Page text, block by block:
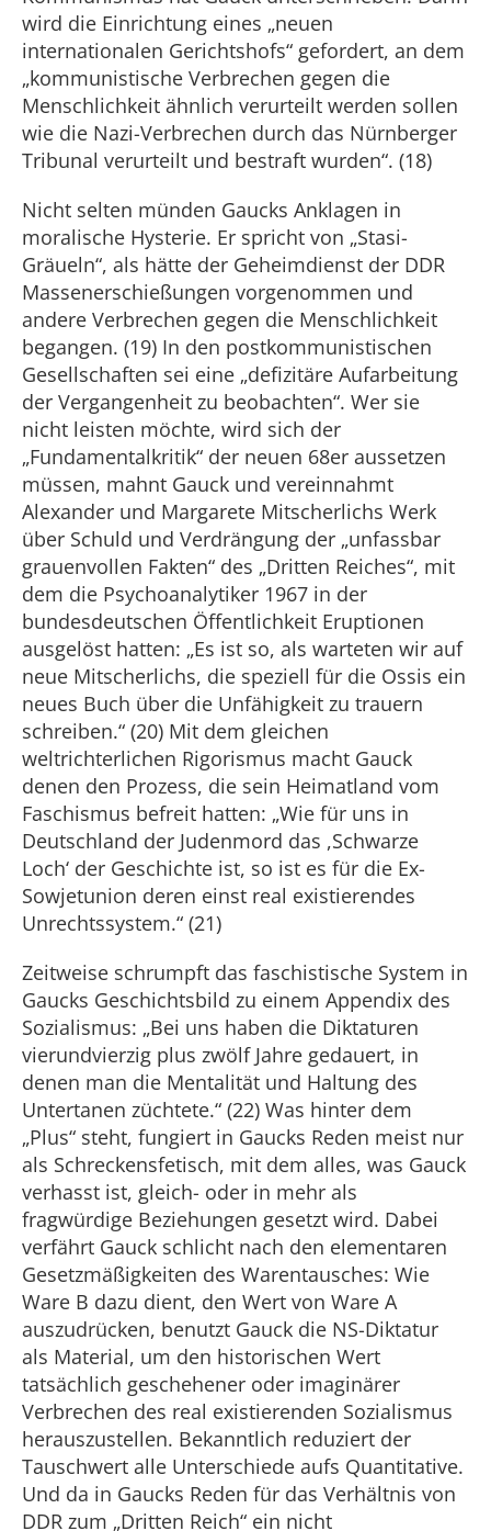
wird die Einrichtung eines „neuen
internationalen Gerichtshofs“ gefordert, an dem
„kommunistische Verbrechen gegen die
Menschlichkeit ähnlich verurteilt werden sollen
wie die Nazi-Verbrechen durch das Nürnberger
Tribunal verurteilt und bestraft wurden“. (18)
Nicht selten münden Gaucks Anklagen in
moralische Hysterie. Er spricht von „Stasi-
Gräueln“, als hätte der Geheimdienst der DDR
Massenerschießungen vorgenommen und
andere Verbrechen gegen die Menschlichkeit
begangen. (19) In den postkommunistischen
Gesellschaften sei eine „defizitäre Aufarbeitung
der Vergangenheit zu beobachten“. Wer sie
nicht leisten möchte, wird sich der
„Fundamentalkritik“ der neuen 68er aussetzen
müssen, mahnt Gauck und vereinnahmt
Alexander und Margarete Mitscherlichs Werk
über Schuld und Verdrängung der „unfassbar
grauenvollen Fakten“ des „Dritten Reiches“, mit
dem die Psychoanalytiker 1967 in der
bundesdeutschen Öffentlichkeit Eruptionen
ausgelöst hatten: „Es ist so, als warteten wir auf
neue Mitscherlichs, die speziell für die Ossis ein
neues Buch über die Unfähigkeit zu trauern
schreiben.“ (20) Mit dem gleichen
weltrichterlichen Rigorismus macht Gauck
denen den Prozess, die sein Heimatland vom
Faschismus befreit hatten: „Wie für uns in
Deutschland der Judenmord das ,Schwarze
Loch‘ der Geschichte ist, so ist es für die Ex-
Sowjetunion deren einst real existierendes
Unrechtssystem.“ (21)
Zeitweise schrumpft das faschistische System in
Gaucks Geschichtsbild zu einem Appendix des
Sozialismus: „Bei uns haben die Diktaturen
vierundvierzig plus zwölf Jahre gedauert, in
denen man die Mentalität und Haltung des
Untertanen züchtete.“ (22) Was hinter dem
„Plus“ steht, fungiert in Gaucks Reden meist nur
als Schreckensfetisch, mit dem alles, was Gauck
verhasst ist, gleich- oder in mehr als
fragwürdige Beziehungen gesetzt wird. Dabei
verfährt Gauck schlicht nach den elementaren
Gesetzmäßigkeiten des Warentausches: Wie
Ware B dazu dient, den Wert von Ware A
auszudrücken, benutzt Gauck die NS-Diktatur
als Material, um den historischen Wert
tatsächlich geschehener oder imaginärer
Verbrechen des real existierenden Sozialismus
herauszustellen. Bekanntlich reduziert der
Tauschwert alle Unterschiede aufs Quantitative.
Und da in Gaucks Reden für das Verhältnis von
DDR zum „Dritten Reich“ ein nicht